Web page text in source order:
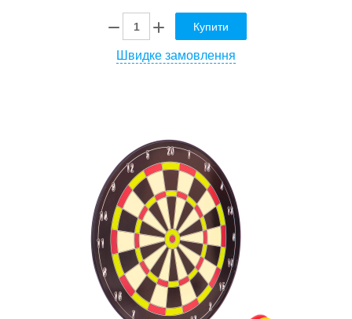
Купити
Швидке замовлення